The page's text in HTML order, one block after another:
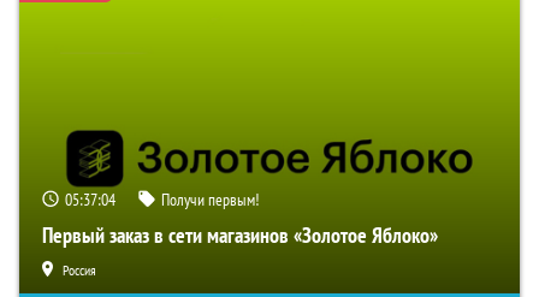
05:37:03 Получи первым!
Первый заказ в сети магазинов «Золотое Яблоко»
Россия